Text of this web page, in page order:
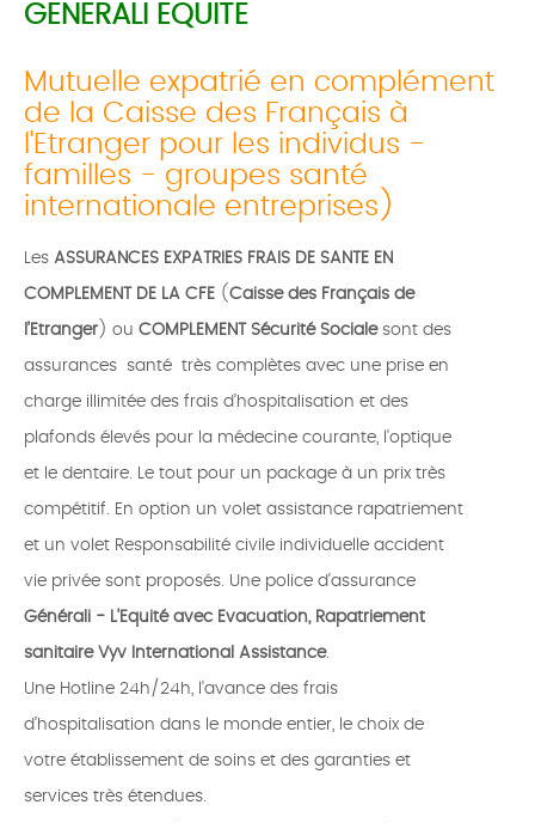
GENERALI EQUITE
Mutuelle expatrié en complément
de la Caisse des Français à
l'Etranger pour les individus -
familles - groupes santé
internationale entreprises)
Les ASSURANCES EXPATRIES FRAIS DE SANTE EN
COMPLEMENT DE LA CFE ( Caisse des Français de
l’Etranger ) ou COMPLEMENT Sécurité Sociale sont des
assurances santé très complètes avec une prise en
charge illimitée des frais d’hospitalisation et des
plafonds élevés pour la médecine courante, l'optique
et le dentaire. Le tout pour un package à un prix très
compétitif. En option un volet assistance rapatriement
et un volet Responsabilité civile individuelle accident
vie privée sont proposés. Une police d'assurance
Générali - L'Equité avec Evacuation, Rapatriement
sanitaire Vyv International Assistance.
Une Hotline 24h/24h, l'avance des frais
d’hospitalisation dans le monde entier, le choix de
votre établissement de soins et des garanties et
services très étendues.